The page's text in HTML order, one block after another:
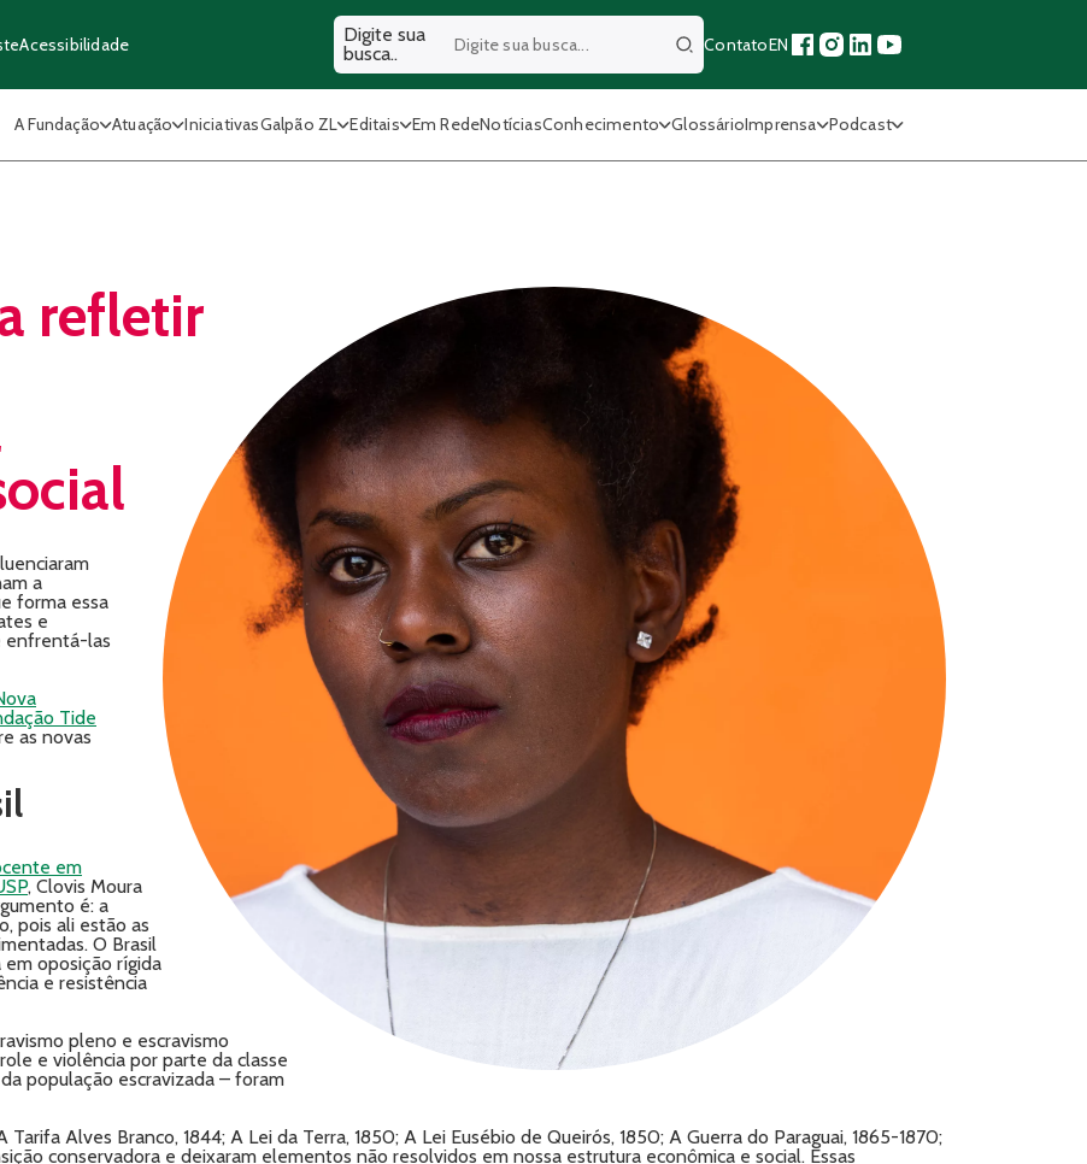
Acessibilidade
Digite sua
busca..
BuscarContatoEN
A Fundação Atuação IniciativasGalpão ZL Editais Em RedeNotíciasConhecimento GlossárioImprensa Podcast
refletir
a
forma essa
e
enfrentá-las
Tide
as novas
em
, Clovis Moura
é: a
pois ali estão as
O Brasil
em oposição rígida
e resistência
pleno e escravismo
e violência por parte da classe
população escravizada – foram
Alves Branco, 1844; A Lei da Terra, 1850; A Lei Eusébio de Queirós, 1850; A Guerra do Paraguai, 1865-1870;
conservadora e deixaram elementos não resolvidos em nossa estrutura econômica e social. Essas